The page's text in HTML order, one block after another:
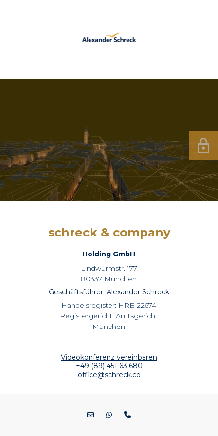
schreck & company
Holding GmbH
Lindwurmstr. 177
80337 München
Geschäftsführer: Alexander Schreck
Handelsregister: HRB 22674
Registergericht: Amtsgericht
München
Videokonferenz vereinbaren
+49 (89) 451 63 680
office@schreck.co